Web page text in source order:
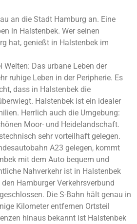
an die Stadt Hamburg an. Eine
in Halstenbek. Wer seinen
hat, genießt in Halstenbek im
Das urbane Leben der
ruhige Leben in der Peripherie. Es
dass in Halstenbek die
Halstenbek ist ein idealer
Herrlich auch die Umgebung:
Moor- und Heidelandschaft.
sehr vorteilhaft gelegen.
A23 gelegen, kommt
mit dem Auto bequem und
Nahverkehr ist in Halstenbek
Hamburger Verkehrsverbund
Die S-Bahn hält genau in
Kilometer entfernen Ortsteil
hinaus bekannt ist Halstenbek